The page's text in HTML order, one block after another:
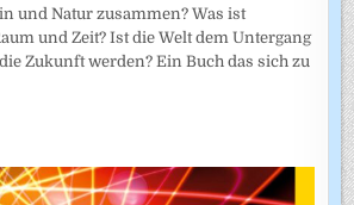
und Natur zusammen? Was ist
und Zeit? Ist die Welt dem Untergang
Zukunft werden? Ein Buch das sich zu